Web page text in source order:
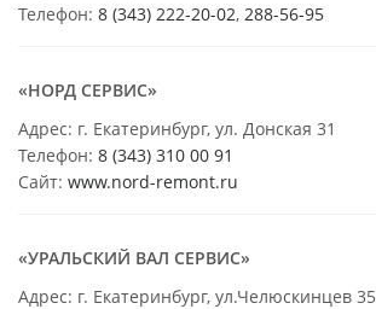
Телефон: 8 (343) 222-20-02, 288-56-95
«НОРД СЕРВИС»
Адрес: г. Екатеринбург, ул. Донская 31
Телефон: 8 (343) 310 00 91
Сайт: www.nord-remont.ru
«УРАЛЬСКИЙ ВАЛ СЕРВИС»
Адрес: г. Екатеринбург, ул.Челюскинцев 35